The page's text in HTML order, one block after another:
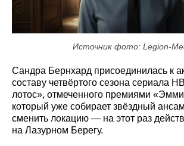
Источник фото: Legion-
Сандра Бернхард присоединилась к
составу четвёртого сезона сериала
лотос», отмеченного премиями
который уже собирает звёздный
сменить локацию — на этот раз
на Лазурном Берегу.